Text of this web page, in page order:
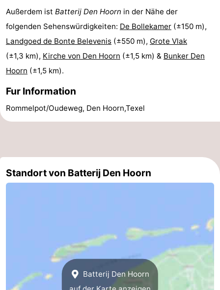
Hoogelandt
Beach
Park
Texel
-
Buytenveldt
-
De
-
Texel
Kustpark
-
Villapark
-
Sehen
Außerdem ist Batterij Den Hoorn in der Nähe der
folgenden Sehenswürdigkeiten: De Bollekamer (±150 m),
Landgoed de Bonte Belevenis (±550 m), Grote Vlak
(±1,3 km), Kirche von Den Hoorn (±1,5 km) & Bunker Den
Hoorn (±1,5 km).
Fur Information
Rommelpot/Oudeweg, Den Hoorn,Texel
Standort von Batterij Den Hoorn
Batterij Den Hoorn